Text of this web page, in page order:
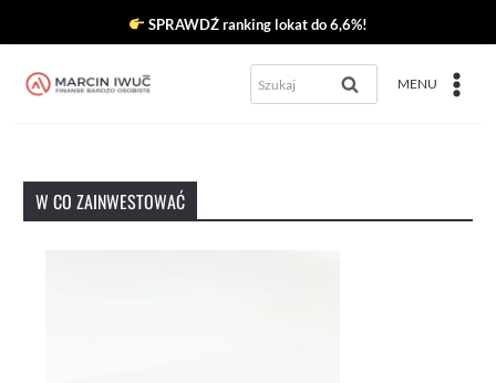
treści
SPRAWDŹ ranking lokat do 6,6%!
Szukaj: MENU
W CO ZAINWESTOWAĆ